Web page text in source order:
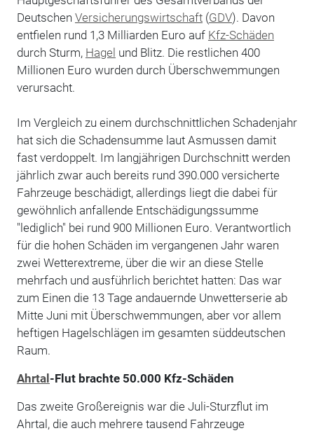
Deutschen Versicherungswirtschaft(GDV). Davon
entfielen rund 1,3 Milliarden Euro auf Kfz-Schäden
durch Sturm, Hagel und Blitz. Die restlichen 400
Millionen Euro wurden durch Überschwemmungen
verursacht.
Im Vergleich zu einem durchschnittlichen Schadenjahr
hat sich die Schadensumme laut Asmussen damit
fast verdoppelt. Im langjährigen Durchschnitt werden
jährlich zwar auch bereits rund 390.000 versicherte
Fahrzeuge beschädigt, allerdings liegt die dabei für
gewöhnlich anfallende Entschädigungssumme
"lediglich" bei rund 900 Millionen Euro. Verantwortlich
für die hohen Schäden im vergangenen Jahr waren
zwei Wetterextreme, über die wir an diese Stelle
mehrfach und ausführlich berichtet hatten: Das war
zum Einen die 13 Tage andauernde Unwetterserie ab
Mitte Juni mit Überschwemmungen, aber vor allem
heftigen Hagelschlägen im gesamten süddeutschen
Raum.
Ahrtal-Flut brachte 50.000 Kfz-Schäden
Das zweite Großereignis war die Juli-Sturzflut im
Ahrtal, die auch mehrere tausend Fahrzeuge